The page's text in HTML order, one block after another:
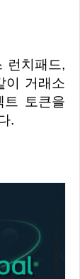
런치패드,
이 거래소
트 토큰을
.